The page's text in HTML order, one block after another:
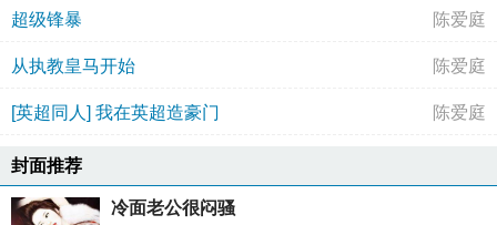
超级锋暴 陈爱庭
从执教皇马开始 陈爱庭
[英超同人] 我在英超造豪门 陈爱庭
封面推荐
冷面老公很闷骚